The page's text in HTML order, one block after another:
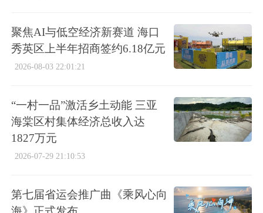
聚焦AI与低空经济新赛道 海口
秀英区上半年招商签约6.18亿元
2026-08-03 22:01:21
“一村一品”激活乡土动能 三亚
海棠区村集体经济总收入达
1827万元
2026-07-29 21:10:53
第七届省运会推广曲《乘风心向